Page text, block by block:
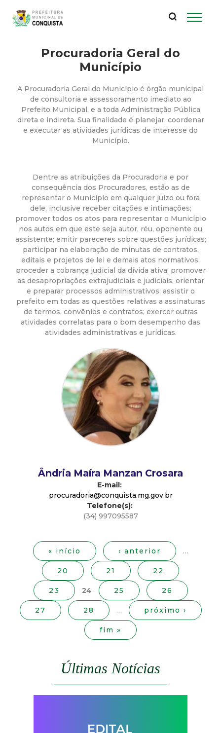
conteúdo
principal
P
f
e
i
r
a
M
u
n
i
u
i
Procuradoria Geral do
Município
A Procuradoria Geral do Município é órgão municipal
de consultoria e assessoramento imediato ao
Prefeito Municipal, e a toda Administração Pública
direta e indireta. Sua finalidade é planejar, coordenar
e executar as atividades jurídicas de interesse do
Município.
Dentre as atribuições da Procuradoria e por
consequência dos Procuradores, estão as de
representar o Município em qualquer juízo ou fora
dele, inclusive receber citações e intimações;
promover todos os atos para representar o Município
nos autos em que este seja autor, réu, oponente ou
assistente; emitir pareceres sobre questões jurídicas;
participar na elaboração de minutas de contratos,
editais e projetos de lei e demais atos normativos;
proceder a cobrança judicial da dívida ativa; promover
as desapropriações extrajudiciais e judiciais; orientar
e preparar processos administrativos; assistir o
prefeito em todas as questões relativas a assinaturas
de termos, convênios e contratos; exercer outras
atividades correlatas para o bom desempenho das
atividades administrativas e jurídicas.
Ândria Maíra Manzan Crosara
E-mail:
procuradoria@conquista.mg.gov.br
Telefone(s):
(34) 997095587
« início ‹ anterior …
20 21 22
23 24 25 26
27 28 … próximo ›
fim »
Últimas Notícias